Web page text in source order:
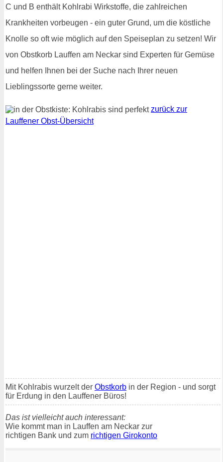
C und B enthält Kohlrabi Wirkstoffe, die zahlreichen
Krankheiten vorbeugen - ein guter Grund, um die köstliche
Knolle so oft wie möglich auf den Speiseplan zu setzen! Wir
von Obstkorb Lauffen am Neckar sind Experten für Gemüse
und helfen Ihnen bei der Suche nach Ihrer neuen
Lieblingssorte gerne weiter.
zurück zur
Lauffener Obst-Übersicht
Mit Kohlrabis wurzelt der Obstkorb in der Region - und sorgt
für Erdung in den Lauffener Büros!
Das ist vielleicht auch interessant:
Wie kommt man in Lauffen am Neckar zur
richtigen Bank und zum richtigen Girokonto